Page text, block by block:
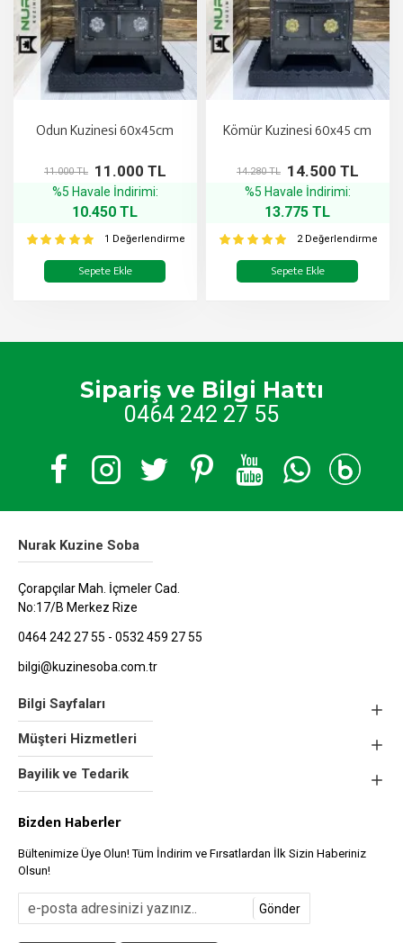
Odun Kuzinesi 60x45cm
11.000 TL
11.000 TL
%5 Havale İndirimi:
10.450 TL
1 Değerlendirme
Sepete Ekle
Kömür Kuzinesi 60x45 cm
14.500 TL
14.280 TL
%5 Havale İndirimi:
13.775 TL
2 Değerlendirme
Sepete Ekle
Sipariş ve Bilgi Hattı
0464 242 27 55
Nurak Kuzine Soba
Çorapçılar Mah. İçmeler Cad.
No:17/B Merkez Rize
0464 242 27 55 - 0532 459 27 55
bilgi@kuzinesoba.com.tr
Bilgi Sayfaları
Müşteri Hizmetleri
Bayilik ve Tedarik
Bizden Haberler
Bültenimize Üye Olun! Tüm İndirim ve Fırsatlardan İlk Sizin Haberiniz
Olsun!
Gönder